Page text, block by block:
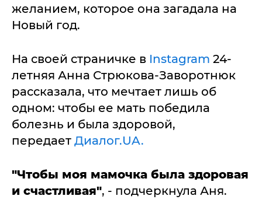
желанием, которое она загадала на
Новый год.
На своей страничке в Instagram 24-
летняя Анна Стрюкова-Заворотнюк
рассказала, что мечтает лишь об
одном: чтобы ее мать победила
болезнь и была здоровой,
передает Диалог.UA.
"Чтобы моя мамочка была здоровая
и счастливая", - подчеркнула Аня.